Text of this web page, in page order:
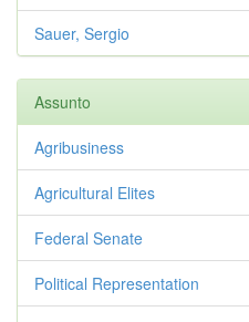
Sauer, Sergio
Assunto
Agribusiness
Agricultural Elites
Federal Senate
Political Representation